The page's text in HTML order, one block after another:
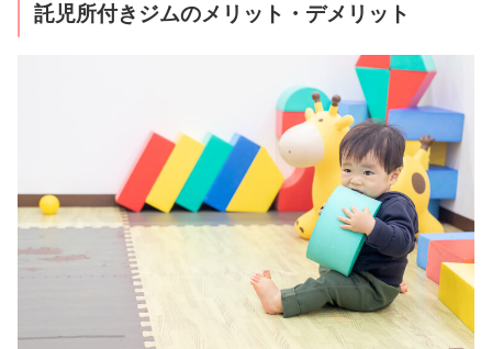
託児所付きジムのメリット・デメリット